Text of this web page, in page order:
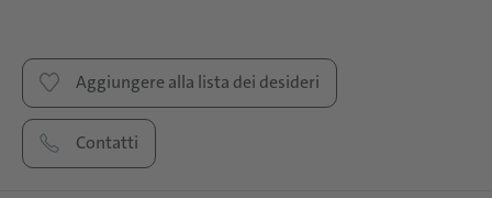
Aggiungere alla lista dei desideri
Contatti